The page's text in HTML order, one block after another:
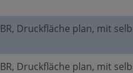
BR, Druckfläche plan, mit
BR, Druckfläche plan, mit